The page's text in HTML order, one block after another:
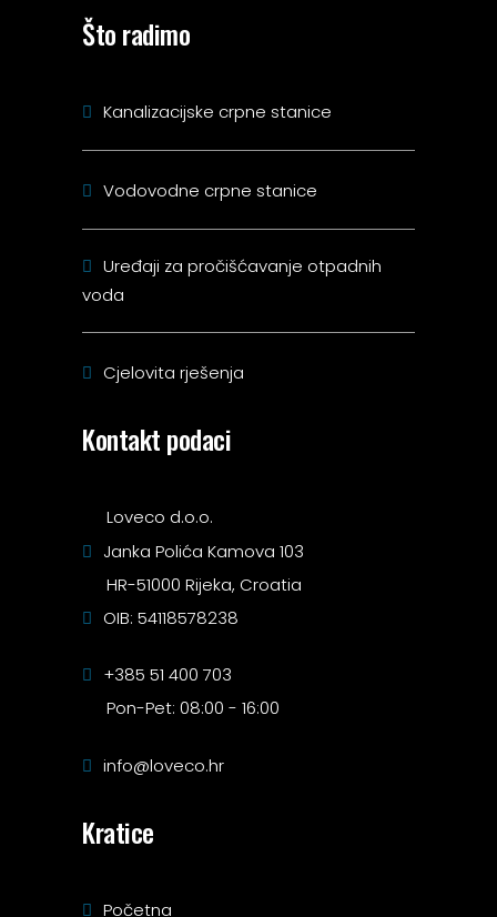
Što radimo
Kanalizacijske crpne stanice
Vodovodne crpne stanice
Uređaji za pročišćavanje otpadnih
voda
Cjelovita rješenja
Kontakt podaci
Loveco d.o.o.
Janka Polića Kamova 103
HR-51000 Rijeka, Croatia
OIB: 54118578238
+385 51 400 703
Pon-Pet: 08:00 - 16:00
info@loveco.hr
Kratice
Početna